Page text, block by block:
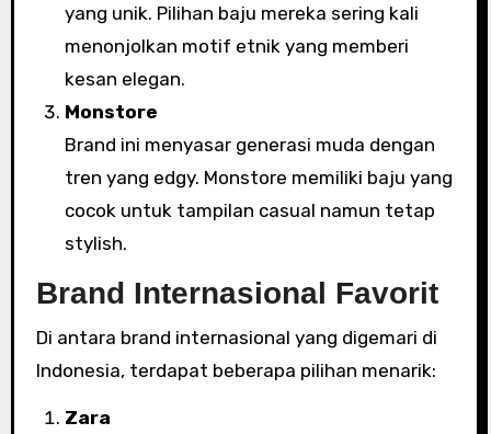
yang unik. Pilihan baju mereka sering kali
menonjolkan motif etnik yang memberi
kesan elegan.
Monstore
Brand ini menyasar generasi muda dengan
tren yang edgy. Monstore memiliki baju yang
cocok untuk tampilan casual namun tetap
stylish.
Brand Internasional Favorit
Di antara brand internasional yang digemari di
Indonesia, terdapat beberapa pilihan menarik:
Zara